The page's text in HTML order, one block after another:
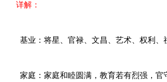
详解：
基业：将星、官禄、文昌、艺术、权利、
家庭：家庭和睦圆满，教育若有烈强，官